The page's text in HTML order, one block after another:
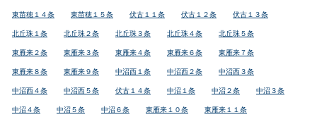
東苗穂１４条 東苗穂１５条 伏古１１条 伏古１２条 伏古１３条
北丘珠１条 北丘珠２条 北丘珠３条 北丘珠４条 北丘珠５条
東雁来２条 東雁来３条 東雁来４条 東雁来６条 東雁来７条
東雁来８条 東雁来９条 中沼西１条 中沼西２条 中沼西３条
中沼西４条 中沼西５条 伏古１４条 中沼１条 中沼２条 中沼３条
中沼４条 中沼５条 中沼６条 東雁来１０条 東雁来１１条